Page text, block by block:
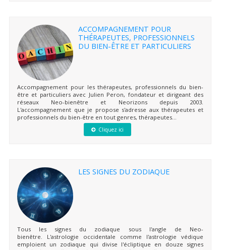
ACCOMPAGNEMENT POUR
THÉRAPEUTES, PROFESSIONNELS
DU BIEN-ÊTRE ET PARTICULIERS
Accompagnement pour les thérapeutes, professionnels du bien-
être et particuliers avec Julien Peron, fondateur et dirigeant des
réseaux Neo-bienêtre et Neorizons depuis 2003.
L'accompagnement que je propose s'adresse aux thérapeutes et
professionnels du bien-être en tout genres, thérapeutes...
Cliquez ici
LES SIGNES DU ZODIAQUE
Tous les signes du zodiaque sous l'angle de Neo-
bienêtre. L'astrologie occidentale comme l'astrologie védique
emploient un zodiaque qui divise l'écliptique en douze signes